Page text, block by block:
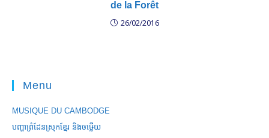
de la Forêt
26/02/2016
Menu
MUSIQUE DU CAMBODGE
បញ្ហាព្រំដែនស្រុកខ្មែរ និងចឞ្លើយ